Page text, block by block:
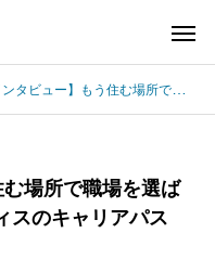
もう住む場所で職場を選ばない ADXで描くバックオフィスのキャリアパス
む場所で職場を選ば
スのキャリアパス